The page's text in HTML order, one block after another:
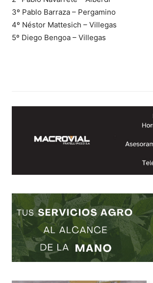
3º Pablo Barraza – Pergamino
4º Néstor Mattesich – Villegas
5º Diego Bengoa – Villegas